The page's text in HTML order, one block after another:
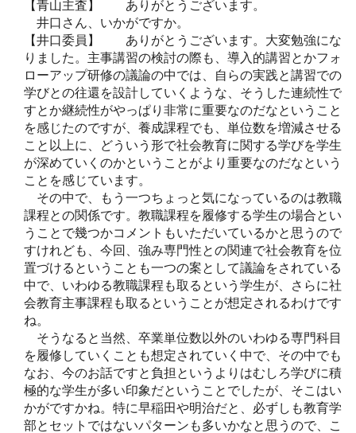
【青山主査】 ありがとうございます。
井口さん、いかがですか。
【井口委員】 ありがとうございます。大変勉強にな
りました。主事講習の検討の際も、導入的講習とかフォ
ローアップ研修の議論の中では、自らの実践と講習での
学びとの往還を設計していくような、そうした連続性で
すとか継続性がやっぱり非常に重要なのだなということ
を感じたのですが、養成課程でも、単位数を増減させる
こと以上に、どういう形で社会教育に関する学びを学生
が深めていくのかということがより重要なのだなという
ことを感じています。
その中で、もう一つちょっと気になっているのは教職
課程との関係です。教職課程を履修する学生の場合とい
うことで幾つかコメントもいただいているかと思うので
すけれども、今回、強み専門性との関連で社会教育を位
置づけるということも一つの案として議論をされている
中で、いわゆる教職課程も取るという学生が、さらに社
会教育主事課程も取るということが想定されるわけです
ね。
そうなると当然、卒業単位数以外のいわゆる専門科目
を履修していくことも想定されていく中で、その中でも
なお、今のお話ですと負担というよりはむしろ学びに積
極的な学生が多い印象だということでしたが、そこはい
かがですかね。特に早稲田や明治だと、必ずしも教育学
部とセットではないパターンも多いかなと思うので、こ